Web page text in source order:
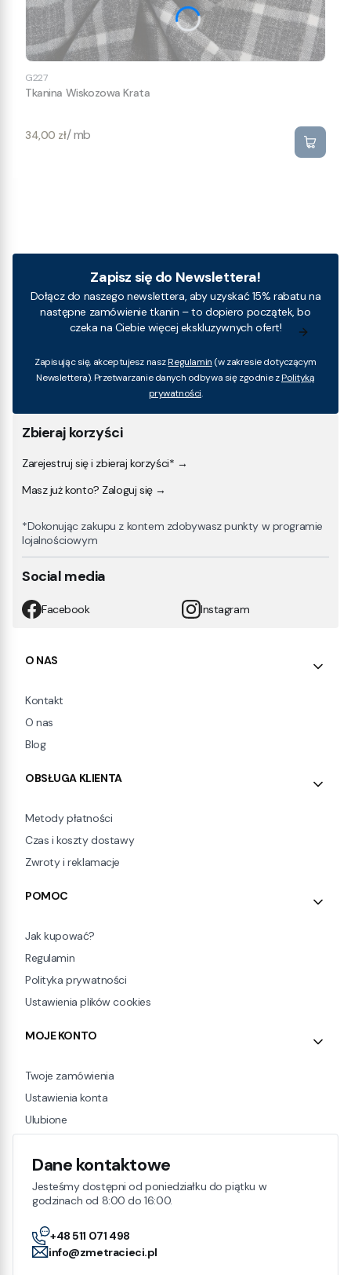
G227
Tkanina Wiskozowa Krata
Cena
34,00 zł/ mb
Zbieraj korzyści
Zarejestruj się i zbieraj korzyści* →
Masz już konto? Zaloguj się →
*Dokonując zakupu z kontem zdobywasz punkty w programie
lojalnościowym
Social media
Facebook Instagram
Zapisz się do Newslettera!
Dołącz do naszego newslettera, aby uzyskać 15% rabatu na
następne zamówienie tkanin – to dopiero początek, bo
czeka na Ciebie więcej ekskluzywnych ofert!
Zapisując się, akceptujesz naszRegulamin (w zakresie dotyczącym
Newslettera). Przetwarzanie danych odbywa się zgodnie zPolityką
prywatności.
Dane kontaktowe
Jesteśmy dostępni od poniedziałku do piątku w
godzinach od 8:00 do 16:00.
+48 511 071 498
info@zmetracieci.pl
Linki w stopce
O NAS
Kontakt
O nas
Blog
OBSŁUGA KLIENTA
Metody płatności
Czas i koszty dostawy
Zwroty i reklamacje
POMOC
Jak kupować?
Regulamin
Polityka prywatności
Ustawienia plików cookies
MOJE KONTO
Twoje zamówienia
Ustawienia konta
Ulubione